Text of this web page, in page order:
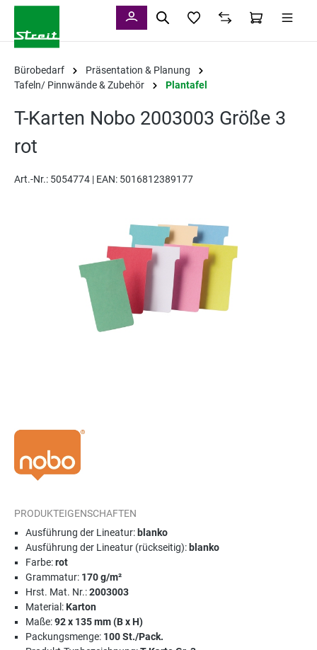
Bürobedarf
Präsentation & Planung
Tafeln/ Pinnwände & Zubehör
Plantafel
T-Karten Nobo 2003003 Größe 3
rot
Art.-Nr.: 5054774 | EAN: 5016812389177
PRODUKTEIGENSCHAFTEN
Ausführung der Lineatur: blanko
Ausführung der Lineatur (rückseitig): blanko
Farbe:rot
Grammatur: 170 g/m²
Hrst. Mat. Nr.:2003003
Material:Karton
Maße:92 x 135 mm (B x H)
Packungsmenge: 100 St./Pack.